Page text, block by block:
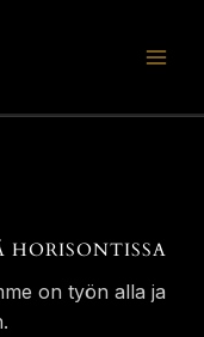
on työn alla ja